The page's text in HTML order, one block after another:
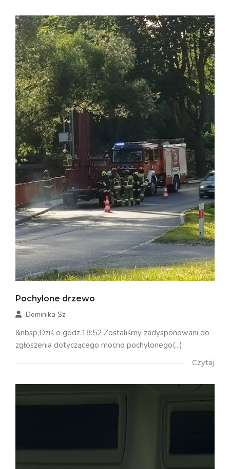
Pochylone drzewo
Dominika Sz
&nbsp;Dziś o godz.18:52 Zostaliśmy zadysponowani do
zgłoszenia dotyczącego mocno pochylonego(...)
Czytaj